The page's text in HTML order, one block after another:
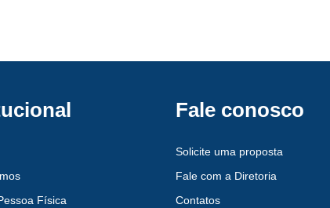
Física
Fale conosco
Solicite uma proposta
Fale com a Diretoria
Contatos